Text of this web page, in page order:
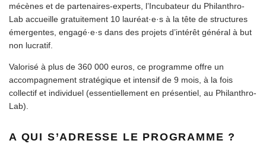
mécènes et de partenaires-experts, l’Incubateur du Philanthro-
Lab accueille gratuitement 10 lauréat·e·s à la tête de structures
émergentes, engagé·e·s dans des projets d’intérêt général à but
non lucratif.
Valorisé à plus de 360 000 euros, ce programme offre un
accompagnement stratégique et intensif de 9 mois, à la fois
collectif et individuel (essentiellement en présentiel, au Philanthro-
Lab).
A QUI S’ADRESSE LE PROGRAMME ?